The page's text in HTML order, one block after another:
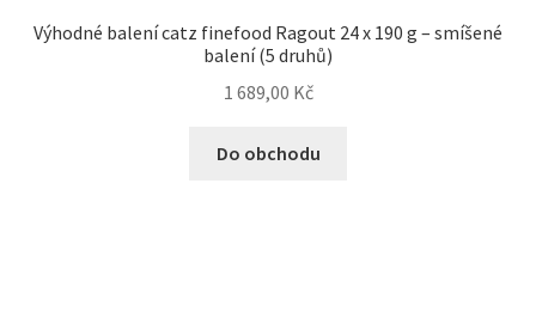
Výhodné balení catz finefood Ragout 24 x 190 g – smíšené
balení (5 druhů)
1 689,00 Kč
Do obchodu